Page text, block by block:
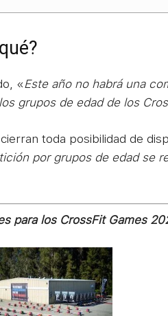
«Este año no habrá una
grupos de edad de los
toda posibilidad de
por grupos de edad se
para los CrossFit Games